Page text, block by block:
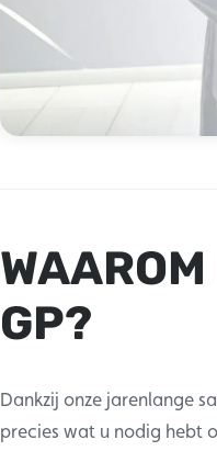
GP?
Dankzij onze jarenlange
precies wat u nodig hebt